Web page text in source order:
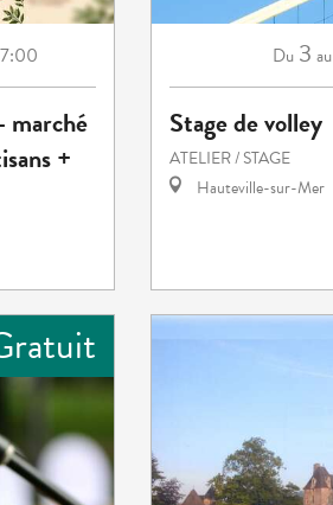
marché
+
Du 3 au
Stage de volley
ATELIER / STAGE
Hauteville-sur-Mer